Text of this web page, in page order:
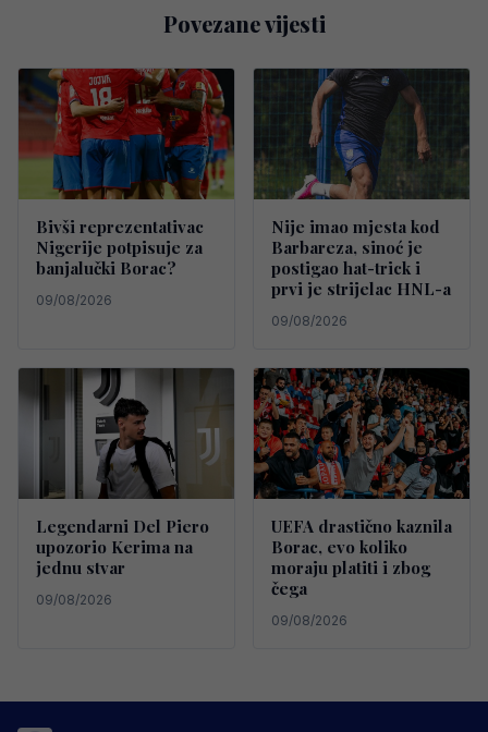
Povezane vijesti
Bivši reprezentativac
Nigerije potpisuje za
banjalučki Borac?
09/08/2026
Nije imao mjesta kod
Barbareza, sinoć je
postigao hat-trick i
prvi je strijelac HNL-a
09/08/2026
Legendarni Del Piero
upozorio Kerima na
jednu stvar
09/08/2026
UEFA drastično kaznila
Borac, evo koliko
moraju platiti i zbog
čega
09/08/2026